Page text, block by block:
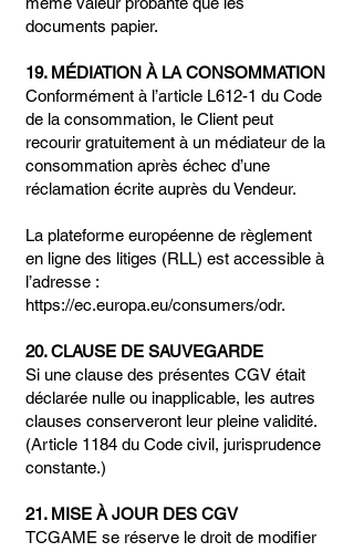
documents papier.
19. MÉDIATION À LA CONSOMMATION
Conformément à l’article L612-1 du Code
de la consommation, le Client peut
recourir gratuitement à un médiateur de la
consommation après échec d’une
réclamation écrite auprès du Vendeur.
La plateforme européenne de règlement
en ligne des litiges (RLL) est accessible à
l’adresse :
https://ec.europa.eu/consumers/odr.
20. CLAUSE DE SAUVEGARDE
Si une clause des présentes CGV était
déclarée nulle ou inapplicable, les autres
clauses conserveront leur pleine validité.
(Article 1184 du Code civil, jurisprudence
constante.)
21. MISE À JOUR DES CGV
TCGAME se réserve le droit de modifier